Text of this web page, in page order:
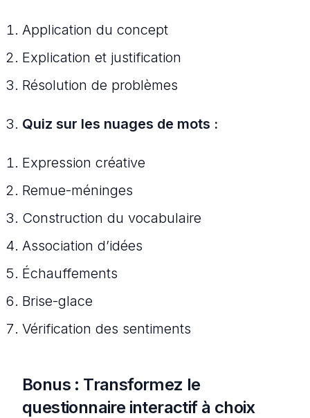
Application du concept
Explication et justification
Résolution de problèmes
Quiz sur les nuages de mots :
Expression créative
Remue-méninges
Construction du vocabulaire
Association d’idées
Échauffements
Brise-glace
Vérification des sentiments
Bonus : Transformez le
questionnaire interactif à choix